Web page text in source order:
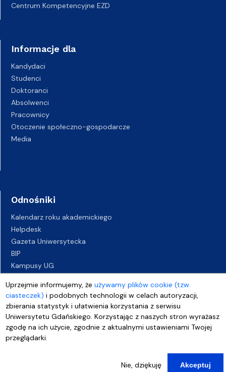
Uprzejmie informujemy, żeużywamy plików cookie (tzw.
ciasteczek) i podobnych technologii w celach autoryzacji,
zbierania statystyk i ułatwienia korzystania z serwisu
Uniwersytetu Gdańskiego. Korzystając z naszych stron wyrażasz
zgodę na ich użycie, zgodnie z aktualnymi ustawieniami Twojej
przeglądarki.
Nie, dziękuję Akceptuj
Centrum Kompetencyjne EZD
Informacje dla
Kandydaci
Studenci
Doktoranci
Absolwenci
Pracownicy
Otoczenie społeczno-gospodarcze
Media
Odnośniki
Kalendarz roku akademickiego
Helpdesk
Gazeta Uniwersytecka
BIP
Kampusy UG
Oferty pracy
Deklaracja dostępności